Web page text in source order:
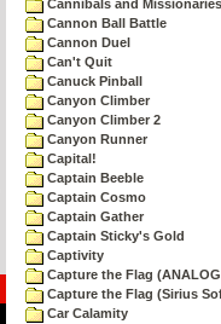
Cannibals and Missionaries
Cannon Ball Battle
Cannon Duel
Can't Quit
Canuck Pinball
Canyon Climber
Canyon Climber 2
Canyon Runner
Capital!
Captain Beeble
Captain Cosmo
Captain Gather
Captain Sticky's Gold
Captivity
Capture the Flag
Capture the Flag (Sirius
Car Calamity